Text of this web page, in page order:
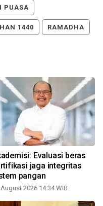
PUASA
1440 RAMADHA
Evaluasi beras
jaga integritas
pangan
2026 14:34 WIB